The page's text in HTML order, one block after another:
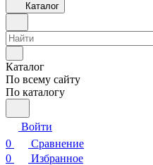
Каталог
Каталог
По всему сайту
По каталогу
Войти
0
Сравнение
0
Избранное